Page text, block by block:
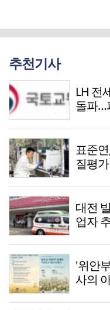
추천기사
LH 전
돌파…
표준
질평
대전
업자
'위안
사의